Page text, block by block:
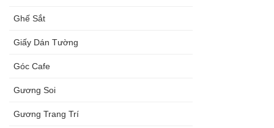
Ghế Sắt
Giấy Dán Tường
Góc Cafe
Gương Soi
Gương Trang Trí